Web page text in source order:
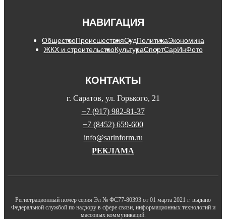
НАВИГАЦИЯ
ОбществоПроисшествияСудПолитикаЭкономика
ЖКХ и строительствоКультураСпортСарИнФото
КОНТАКТЫ
г. Саратов, ул. Горького, 21
+7 (917) 982-81-37
+7 (8452) 659-600
info@sarinform.ru
РЕКЛАМА
Регистрационный номер серия Эл № ФС77-80393 от 01 марта 2021 г. выдано
Федеральной службой по надзору в сфере связи, информационных технологий и
массовых коммуникаций.